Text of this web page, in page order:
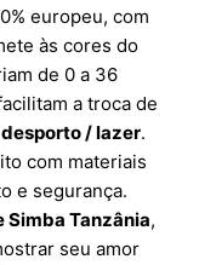
europeu, com
às cores do
de 0 a 36
a troca de
desporto / lazer.
com materiais
e segurança.
Simba Tanzânia,
seu amor